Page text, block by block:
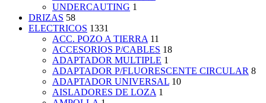
UNDERCAUTING 1
DRIZAS 58
ELECTRICOS 1331
ACC. POZO A TIERRA 11
ACCESORIOS P/CABLES 18
ADAPTADOR MULTIPLE 1
ADAPTADOR P/FLUORESCENTE CIRCULAR 8
ADAPTADOR UNIVERSAL 10
AISLADORES DE LOZA 1